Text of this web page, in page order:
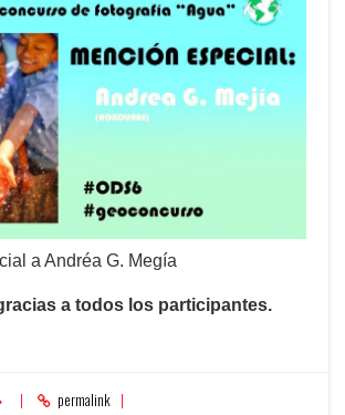
a Andréa G. Megía
a todos los participantes.
permalink